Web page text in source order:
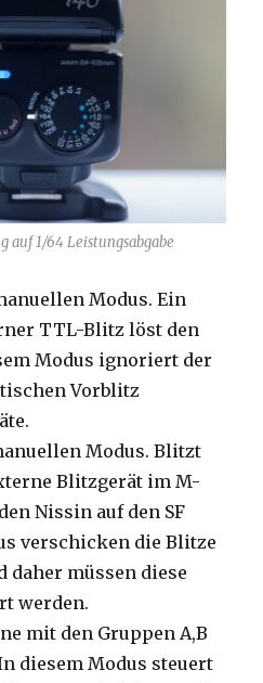
auf 1/64 Leistungsabgabe
Modus. Ein
TTL-Blitz löst den
Modus ignoriert der
Vorblitz
Modus. Blitzt
Blitzgerät im M-
Nissin auf den SF
verschicken die Blitze
daher müssen diese
werden.
mit den Gruppen A,B
diesem Modus steuert